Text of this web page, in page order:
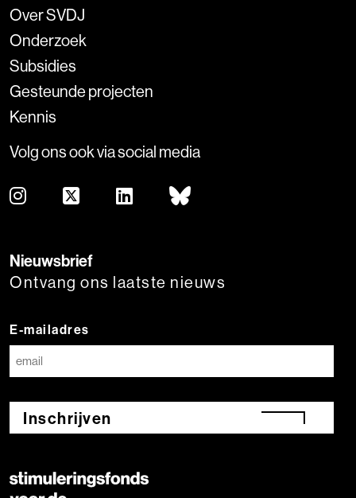
Over SVDJ
Onderzoek
Subsidies
Gesteunde projecten
Kennis
Volg ons ook via social media
Nieuwsbrief
Ontvang ons laatste nieuws
E-mailadres
Inschrijven